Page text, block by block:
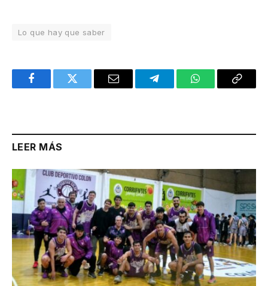
Lo que hay que saber
FacebookTwitter Email TelegramWhatsAppCopy
LEER MÁS